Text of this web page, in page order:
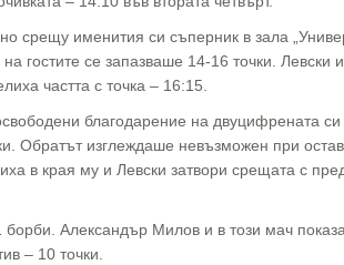
срещу именития си съперник в зала
гостите се запазваше 14-16 точки. Левски
частта с точка – 16:15.
благодарение на двуцифрената
Обратът изглеждаше невъзможен при
в края му и Левски затвори срещата с
Александър Милов и в този мач
– 10 точки.